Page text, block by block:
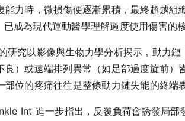
力時，微損傷便逐漸累積，最終超越組
為現代運動醫學理解過度使用傷害的核
究以影像與生物力學分析揭示，動力
）或遠端排列異常（如足部過度旋前）
位的疼痛往往是整條動力鏈失能的終端表
Int 進一步指出，反覆負荷會誘發局部